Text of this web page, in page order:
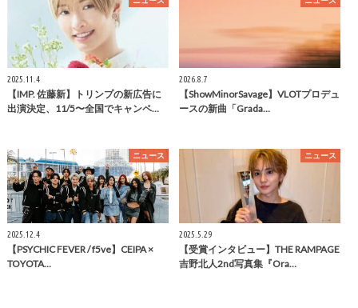
2025.11.4
【IMP. 佐藤新】トリンプの新広告に
出演決定、11/5〜全国でキャンペ…
2026.8.7
【ShowMinorSavage】VLOTプロデュ
ースの新曲「Grada…
ニュース
2025.12.4
【PSYCHIC FEVER / f5ve】CEIPA ×
TOYOTA…
ニュース
2025.5.29
【受賞インタビュー】THE RAMPAGE
吉野北人2nd写真集『Ora…